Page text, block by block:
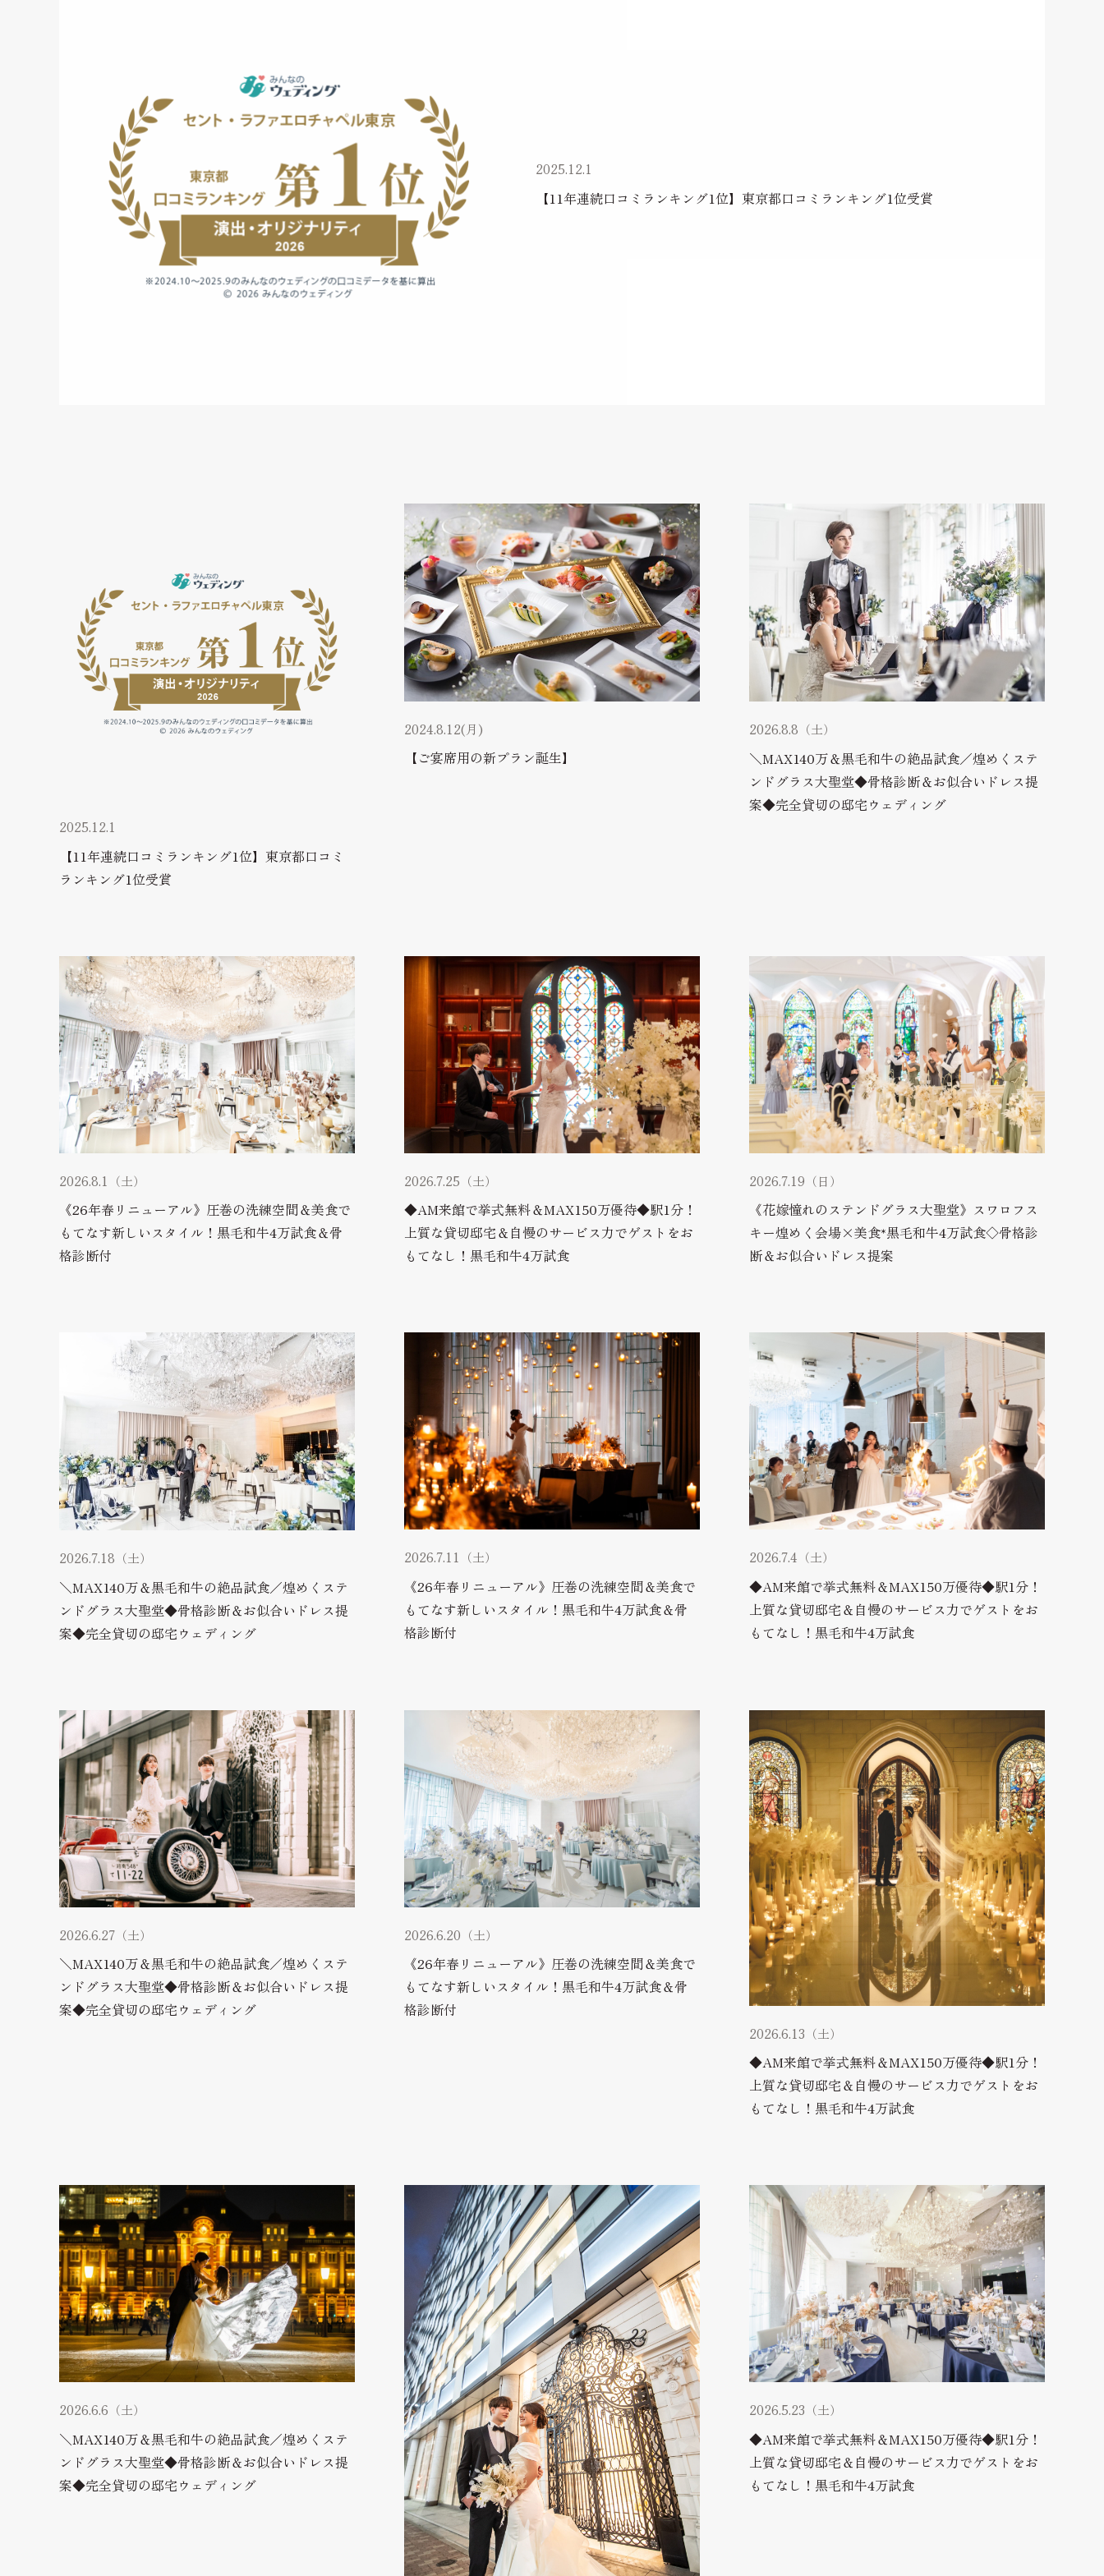
私たちの想い
Thought
口コミ
Reviews
ドレス
資料請求
2025.12.1
【11年連続口コミランキング1位】東京都口コミランキング1位受賞
2025.12.1
【11年連続口コミランキング1位】東京都口コミ
ランキング1位受賞
2024.8.12(月)
【ご宴席用の新プラン誕生】
2026.8.8（土）
＼MAX140万＆黒毛和牛の絶品試食／煌めくステ
ンドグラス大聖堂◆骨格診断＆お似合いドレス提
案◆完全貸切の邸宅ウェディング
2026.8.1（土）
《26年春リニューアル》圧巻の洗練空間＆美食で
もてなす新しいスタイル！黒毛和牛4万試食＆骨
格診断付
2026.7.25（土）
◆AM来館で挙式無料＆MAX150万優待◆駅1分！
上質な貸切邸宅＆自慢のサービス力でゲストをお
もてなし！黒毛和牛4万試食
2026.7.19（日）
《花嫁憧れのステンドグラス大聖堂》スワロフス
キー煌めく会場×美食*黒毛和牛4万試食◇骨格診
断＆お似合いドレス提案
2026.7.18（土）
＼MAX140万＆黒毛和牛の絶品試食／煌めくステ
ンドグラス大聖堂◆骨格診断＆お似合いドレス提
案◆完全貸切の邸宅ウェディング
2026.7.11（土）
《26年春リニューアル》圧巻の洗練空間＆美食で
もてなす新しいスタイル！黒毛和牛4万試食＆骨
格診断付
2026.7.4（土）
◆AM来館で挙式無料＆MAX150万優待◆駅1分！
上質な貸切邸宅＆自慢のサービス力でゲストをお
もてなし！黒毛和牛4万試食
2026.6.27（土）
＼MAX140万＆黒毛和牛の絶品試食／煌めくステ
ンドグラス大聖堂◆骨格診断＆お似合いドレス提
案◆完全貸切の邸宅ウェディング
2026.6.20（土）
《26年春リニューアル》圧巻の洗練空間＆美食で
もてなす新しいスタイル！黒毛和牛4万試食＆骨
格診断付
2026.6.13（土）
◆AM来館で挙式無料＆MAX150万優待◆駅1分！
上質な貸切邸宅＆自慢のサービス力でゲストをお
もてなし！黒毛和牛4万試食
2026.6.6（土）
＼MAX140万＆黒毛和牛の絶品試食／煌めくステ
ンドグラス大聖堂◆骨格診断＆お似合いドレス提
案◆完全貸切の邸宅ウェディング
2026.5.23（土）
◆AM来館で挙式無料＆MAX150万優待◆駅1分！
上質な貸切邸宅＆自慢のサービス力でゲストをお
もてなし！黒毛和牛4万試食